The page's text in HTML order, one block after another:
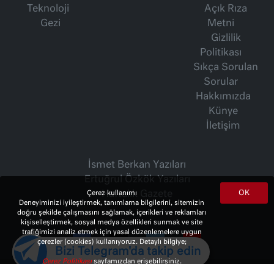
Teknoloji
Gezi
Açık Rıza
Metni
Gizlilik
Politikası
Sıkça Sorulan
Sorular
Hakkımızda
Künye
İletişim
İsmet Berkan Yazıları
Haftalık Gazete
OK
Çerez kullanımı
Deneyiminizi iyileştirmek, tanımlama bilgilerini, sitemizin
doğru şekilde çalışmasını sağlamak, içerikleri ve reklamları
kişiselleştirmek, sosyal medya özellikleri sunmak ve site
trafiğimizi analiz etmek için yasal düzenlemelere uygun
çerezler (cookies) kullanıyoruz. Detaylı bilgiye;
Çerez Politikasısayfamızdan erişebilirsiniz.
Bizi Telegram'da takip edin